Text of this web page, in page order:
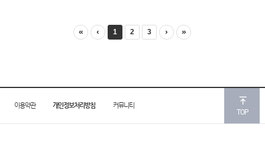
« ‹ 1 2 3 › »
이용약관 개인정보처리방침 커뮤니티
TOP